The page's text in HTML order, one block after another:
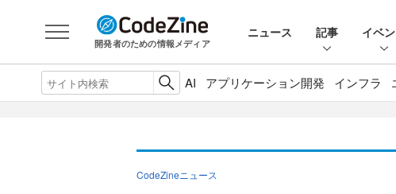
開発者のための情報メディア
ニュース 記事 イベ
AI アプリケーション開発 インフラ
CodeZineニュース